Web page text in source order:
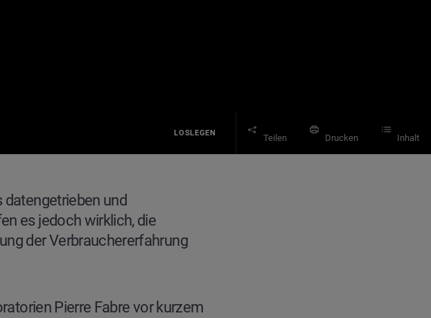
LOSLEGEN Teilen Drucken Inhalt
und
es jedoch wirklich, die
der Verbrauchererfahrung
Pierre Fabre vor kurzem